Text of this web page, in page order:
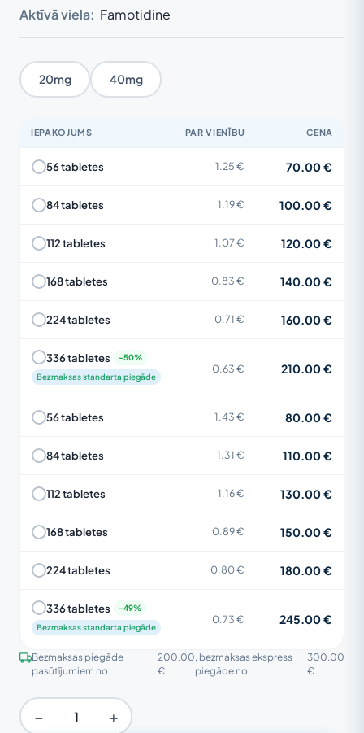
Aktīvā viela: Famotidine
20mg 40mg
IEPAKOJUMS PAR VIENĪBU CENA
56 tabletes 1.25 € 70.00 €
84 tabletes 1.19 € 100.00 €
112 tabletes 1.07 € 120.00 €
168 tabletes 0.83 € 140.00 €
224 tabletes 0.71 € 160.00 €
336 tabletes
Bezmaksas standarta piegāde
0.63 € 210.00 €
56 tabletes 1.43 € 80.00 €
84 tabletes 1.31 € 110.00 €
112 tabletes 1.16 € 130.00 €
168 tabletes 0.89 € 150.00 €
224 tabletes 0.80 € 180.00 €
336 tabletes
Bezmaksas standarta piegāde
0.73 € 245.00 €
Bezmaksas piegāde
pasūtījumiem no
200.00
€
, bezmaksas ekspress
piegāde no
300.00
€
− +